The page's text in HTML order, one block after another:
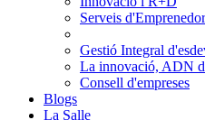
Serveis
Gestió Integral
La innovació, ADN
Consell d'empreses
Blogs
La Salle